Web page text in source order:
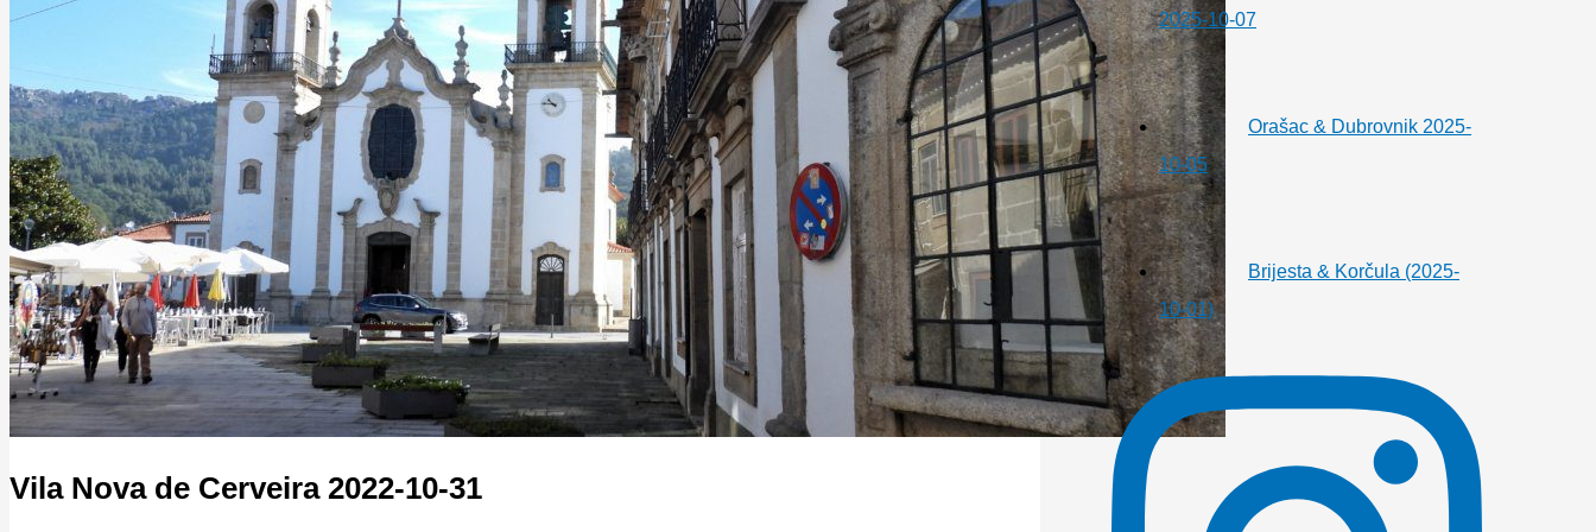
Vila Nova de Cerveira 2022-10-31
2025-10-07
Orašac & Dubrovnik 2025-
10-05
Brijesta & Korčula (2025-
10-01)